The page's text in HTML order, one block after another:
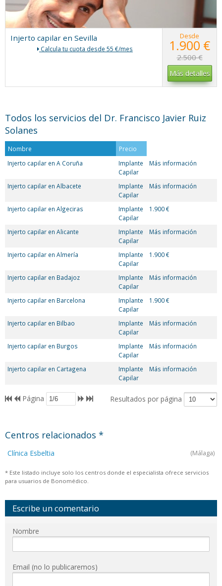
Injerto capilar en Sevilla
Calcula tu cuota desde 55 €/mes
Desde
1.900 €
2.500 €
Más detalles
Todos los servicios del Dr. Francisco Javier Ruiz
Solanes
Nombre
Precio
Injerto capilar en A Coruña
Implante
Capilar
Más información
Injerto capilar en Albacete
Implante
Capilar
Más información
Injerto capilar en Algeciras
Implante
Capilar
1.900 €
Injerto capilar en Alicante
Implante
Capilar
Más información
Injerto capilar en Almería
Implante
Capilar
1.900 €
Injerto capilar en Badajoz
Implante
Capilar
Más información
Injerto capilar en Barcelona
Implante
Capilar
1.900 €
Injerto capilar en Bilbao
Implante
Capilar
Más información
Injerto capilar en Burgos
Implante
Capilar
Más información
Injerto capilar en Cartagena
Implante
Capilar
Más información
Página Resultados por página
Centros relacionados *
Clínica Esbeltia (Málaga)
* Este listado incluye solo los centros donde el especialista ofrece servicios
para usuarios de Bonomédico.
Escribe un comentario
Nombre
Email (no lo publicaremos)